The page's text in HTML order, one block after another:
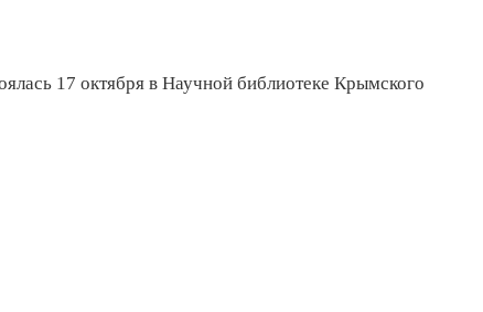
17 октября в Научной библиотеке Крымского